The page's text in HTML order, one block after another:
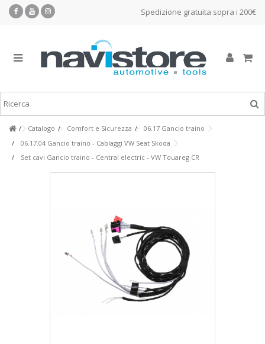
Spedizione gratuita sopra i 200€
Catalogo Comfort e Sicurezza
06.17 Gancio traino
06.17.04 Gancio traino - Cablaggi VW Seat Skoda
Set cavi Gancio traino - Central electric - VW Touareg CR